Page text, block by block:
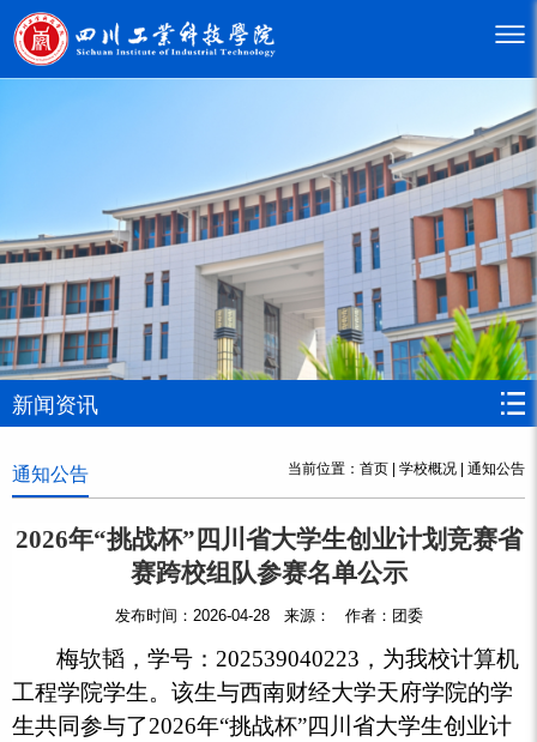
新闻资讯
通知公告 当前位置： 首页 | 学校概况 | 通知公告
2026年“挑战杯”四川省大学生创业计划竞赛省
赛跨校组队参赛名单公示
发布时间：2026-04-28 来源： 作者：团委
梅欤韬，学号：202539040223，为我校计算机
工程学院学生。该生与西南财经大学天府学院的学
生共同参与了2026年“挑战杯”四川省大学生创业计